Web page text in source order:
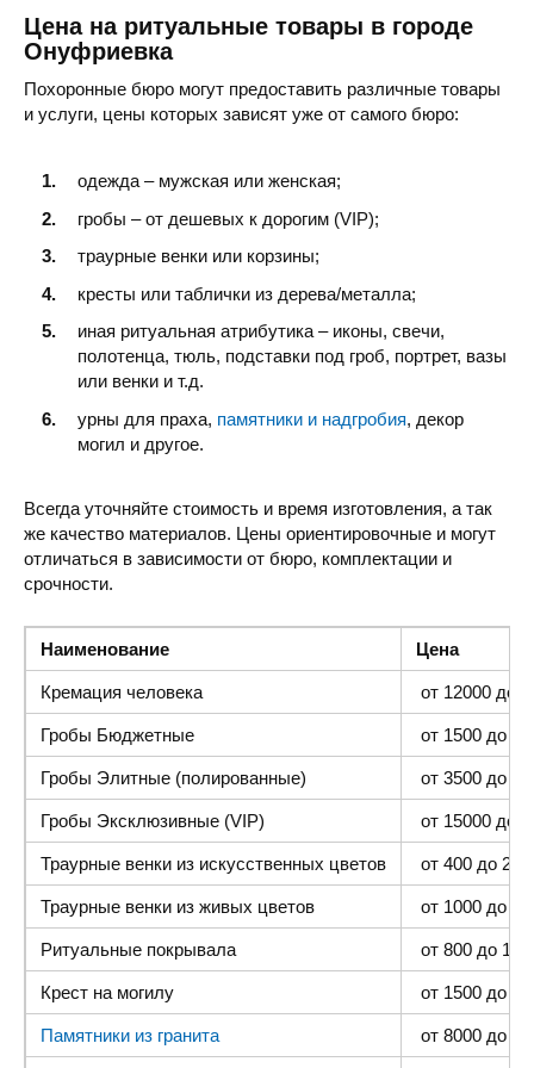
Цена на ритуальные товары в городе
Онуфриевка
Похоронные бюро могут предоставить различные товары
и услуги, цены которых зависят уже от самого бюро:
одежда – мужская или женская;
гробы – от дешевых к дорогим (VIP);
траурные венки или корзины;
кресты или таблички из дерева/металла;
иная ритуальная атрибутика – иконы, свечи,
полотенца, тюль, подставки под гроб, портрет, вазы
или венки и т.д.
урны для праха, памятники и надгробия, декор
могил и другое.
Всегда уточняйте стоимость и время изготовления, а так
же качество материалов. Цены ориентировочные и могут
отличаться в зависимости от бюро, комплектации и
срочности.
Наименование Цена
Кремация человека от 12000 до
Гробы Бюджетные от 1500 до
Гробы Элитные (полированные) от 3500 до
Гробы Эксклюзивные (VIP) от 15000 до
Траурные венки из искусственных цветов от 400 до
Траурные венки из живых цветов от 1000 до
Ритуальные покрывала от 800 до
Крест на могилу от 1500 до
Памятники из гранита от 8000 до 25